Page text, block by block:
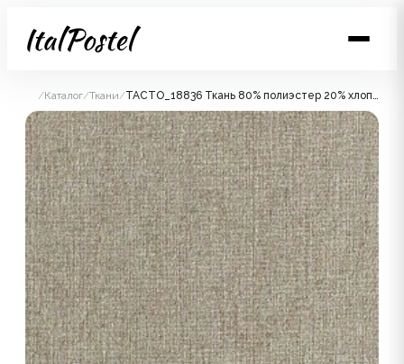
/Каталог/Ткани/ TACTO_18836 Ткань 80% полиэстер 20% хлопок, 500 гр, шир 140